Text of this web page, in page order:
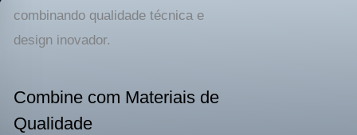
combinando qualidade técnica e
design inovador.
Combine com Materiais de
Qualidade